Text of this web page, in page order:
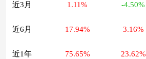
近3月 1.11% -4.50%
近6月 17.94% 3.16%
近1年 75.65% 23.62%